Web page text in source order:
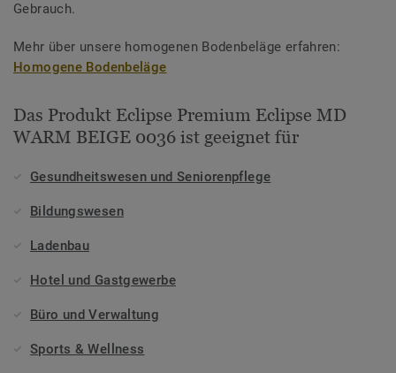
Gebrauch.
Mehr über unsere homogenen Bodenbeläge erfahren:
Homogene Bodenbeläge
Das Produkt Eclipse Premium Eclipse MD
WARM BEIGE 0036 ist geeignet für
Gesundheitswesen und Seniorenpflege
Bildungswesen
Ladenbau
Hotel und Gastgewerbe
Büro und Verwaltung
Sports & Wellness